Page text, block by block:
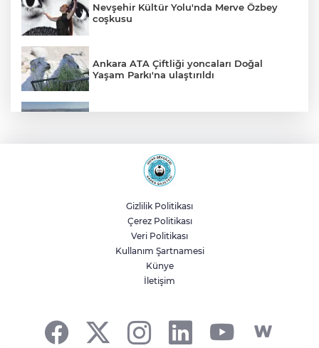
Nevşehir Kültür Yolu'nda Merve Özbey
coşkusu
Ankara ATA Çiftliği yoncaları Doğal
Yaşam Parkı'na ulaştırıldı
Sakarya Akyazı’da altyapı hattı için saha
çalışmaları başladı
Genel Sekreter Dr. Baraçlı’dan Gölcük’teki
projelere yakın takip
2025'te Ar-Ge'ye 254 milyar TL harcadık!
Gizlilik Politikası
Çerez Politikası
Veri Politikası
Kullanım Şartnamesi
Künye
İletişim